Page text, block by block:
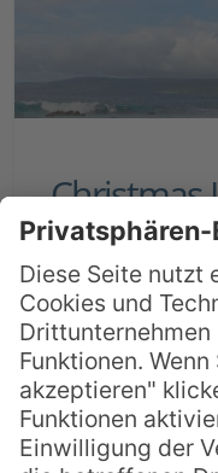
Christmas
Watching
Die
liegt im
Paradies für